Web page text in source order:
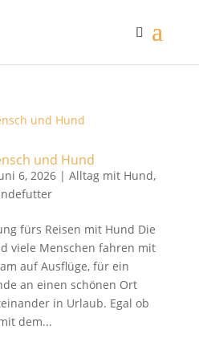
und Hund
6, 2026| Alltag mit Hund,
fürs Reisen mit Hund Die
viele Menschen fahren mit
auf Ausflüge, für ein
an einen schönen Ort
in Urlaub. Egal ob
dem...